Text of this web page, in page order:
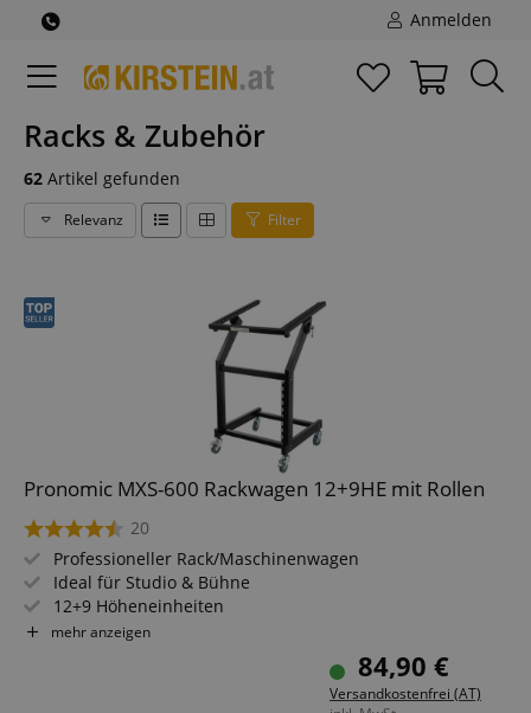
Anmelden
Racks & Zubehör
62 Artikel gefunden
Relevanz Filter
Pronomic MXS-600 Rackwagen 12+9HE mit Rollen
20
Professioneller Rack/Maschinenwagen
Ideal für Studio & Bühne
12+9 Höheneinheiten
Klappbares Oberteil
mehr anzeigen
84,90 €
Versandkostenfrei (AT)